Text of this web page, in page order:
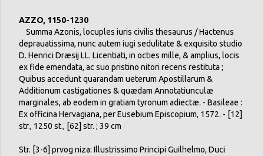
AZZO, 1150-1230
Summa Azonis, locuples iuris civilis thesaurus / Hactenus
deprauatissima, nunc autem iugi sedulitate & exquisito studio
D. Henrici Dræsij LL. Licentiati, in octies mille, & amplius, locis
ex fide emendata, ac suo pristino nitori recens restituta ;
Quibus accedunt quarandam ueterum Apostillarum &
Additionum castigationes & quædam Annotatiunculæ
marginales, ab eodem in gratiam tyronum adiectæ. - Basileae :
Ex officina Hervagiana, per Eusebium Episcopium, 1572. - [12]
str., 1250 st., [62] str. ; 39 cm
Str. [3-6] prvog niza: Illustrissimo Principi Guilhelmo, Duci